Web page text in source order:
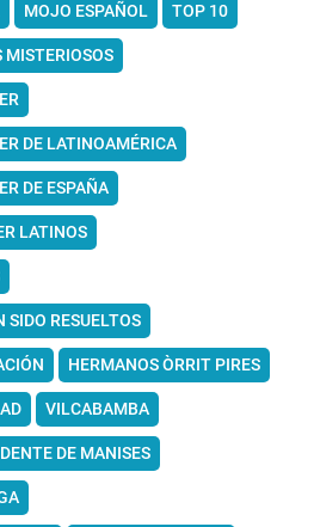
MOJO ESPAÑOL TOP 10
MISTERIOSOS
DE LATINOAMÉRICA
DE ESPAÑA
LATINOS
SIDO RESUELTOS
HERMANOS ÒRRIT PIRES
VILCABAMBA
DE MANISES